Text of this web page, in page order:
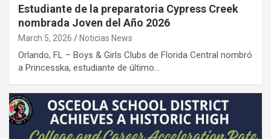
Estudiante de la preparatoria Cypress Creek
nombrada Joven del Año 2026
March 5, 2026 Noticias News
Orlando, FL – Boys & Girls Clubs de Florida Central nombró
a Princesska, estudiante de último…